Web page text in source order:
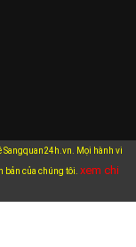
Mọi hành vi
bản của chúng tôi. xem chi